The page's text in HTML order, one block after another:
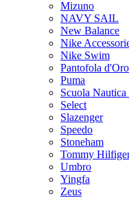
Mizuno
NAVY SAIL
New Balance
Nike
Nike Swim
Pantofola d'Oro
Puma
Scuola Nautica
Select
Slazenger
Speedo
Stoneham
Tommy
Umbro
Yingfa
Zeus